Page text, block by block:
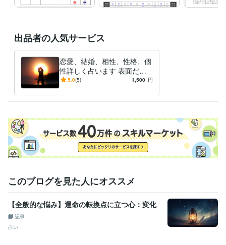
出品者の人気サービス
恋愛、結婚、相性、性格、個
性詳しく占います 表面だけ
ではわからない本当の自分自
5.0(5) 1,500 円
このブログを見た人にオススメ
【全般的な悩み】運命の転換点に立つ心：変化
記事
占い